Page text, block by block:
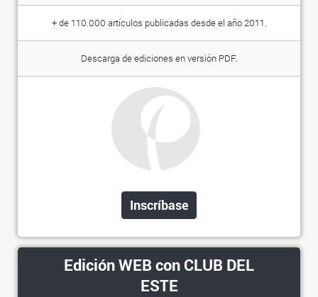
+ de 110.000 artículos publicadas desde el año 2011.
Descarga de ediciones en versión PDF.
Inscríbase
Edición WEB con CLUB DEL
ESTE